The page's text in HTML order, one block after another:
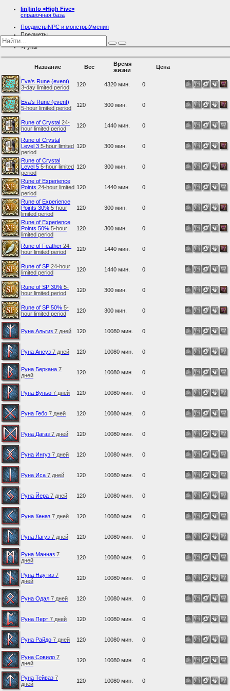
lin][info <High Five>
справочная база
ПредметыNPC и монстрыУмения
Предметы
Руны
Название Вес
Время
жизни
Цена
Eva's Rune (event)
3-day limited period
120 4320 мин. 0
Eva's Rune (event)
5-hour limited period
120 300 мин. 0
Rune of Crystal 24-
hour limited period
120 1440 мин. 0
Rune of Crystal
Level 3 5-hour limited
period
120 300 мин. 0
Rune of Crystal
Level 5 5-hour limited
period
120 300 мин. 0
Rune of Experience
Points 24-hour limited
period
120 1440 мин. 0
Rune of Experience
Points 30% 5-hour
limited period
120 300 мин. 0
Rune of Experience
Points 50% 5-hour
limited period
120 300 мин. 0
Rune of Feather 24-
hour limited period
120 1440 мин. 0
Rune of SP 24-hour
limited period
120 1440 мин. 0
Rune of SP 30% 5-
hour limited period
120 300 мин. 0
Rune of SP 50% 5-
hour limited period
120 300 мин. 0
Руна Альгиз 7 дней 120 10080 мин. 0
Руна Ансуз 7 дней 120 10080 мин. 0
Руна Беркана 7
дней
120 10080 мин. 0
Руна Вуньо 7 дней 120 10080 мин. 0
Руна Гебо 7 дней 120 10080 мин. 0
Руна Дагаз 7 дней 120 10080 мин. 0
Руна Ингуз 7 дней 120 10080 мин. 0
Руна Иса 7 дней 120 10080 мин. 0
Руна Йера 7 дней 120 10080 мин. 0
Руна Кеназ 7 дней 120 10080 мин. 0
Руна Лагуз 7 дней 120 10080 мин. 0
Руна Манназ 7
дней
120 10080 мин. 0
Руна Наутиз 7
дней
120 10080 мин. 0
Руна Одал 7 дней 120 10080 мин. 0
Руна Перт 7 дней 120 10080 мин. 0
Руна Райдо 7 дней 120 10080 мин. 0
Руна Совило 7
дней
120 10080 мин. 0
Руна Тейваз 7
дней
120 10080 мин. 0